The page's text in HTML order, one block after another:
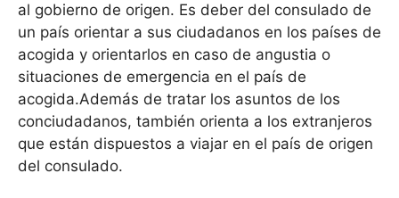
al gobierno de origen. Es deber del consulado de
un país orientar a sus ciudadanos en los países de
acogida y orientarlos en caso de angustia o
situaciones de emergencia en el país de
acogida.Además de tratar los asuntos de los
conciudadanos, también orienta a los extranjeros
que están dispuestos a viajar en el país de origen
del consulado.